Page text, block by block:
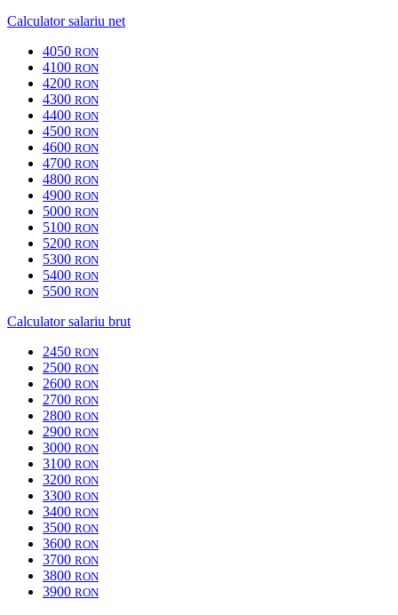
Calculator salariu net
4050 RON
4100 RON
4200 RON
4300 RON
4400 RON
4500 RON
4600 RON
4700 RON
4800 RON
4900 RON
5000 RON
5100 RON
5200 RON
5300 RON
5400 RON
5500 RON
Calculator salariu brut
2450 RON
2500 RON
2600 RON
2700 RON
2800 RON
2900 RON
3000 RON
3100 RON
3200 RON
3300 RON
3400 RON
3500 RON
3600 RON
3700 RON
3800 RON
3900 RON